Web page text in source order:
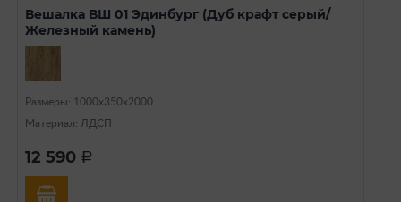
Вешалка ВШ 01 Эдинбург (Дуб крафт серый/
Железный камень)
Размеры: 1000х350х2000
Материал: ЛДСП
12 590 a